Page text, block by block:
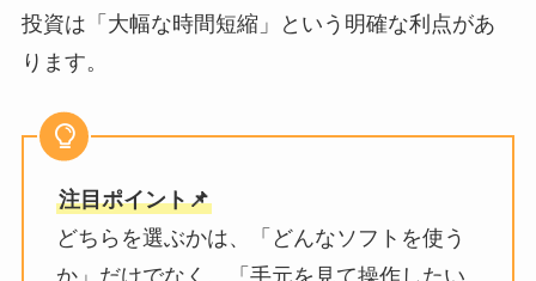
投資は「大幅な時間短縮」という明確な利点があ
ります。
注目ポイント📌
どちらを選ぶかは、「どんなソフトを使う
か」だけでなく、「手元を見て操作したい